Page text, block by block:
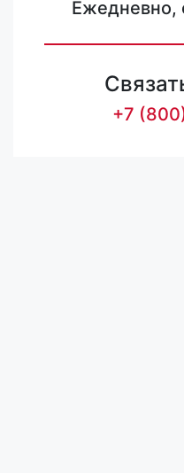
Ежедневно,
+7